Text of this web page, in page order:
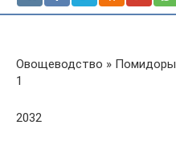
Овощеводство » Помидоры
1
2032